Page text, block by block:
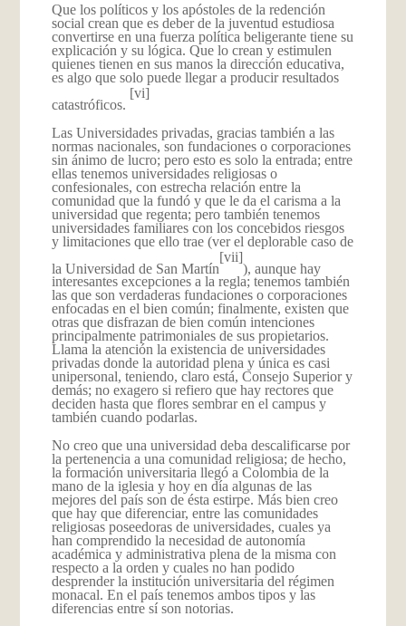
Que los políticos y los apóstoles de la redención
social crean que es deber de la juventud estudiosa
convertirse en una fuerza política beligerante tiene su
explicación y su lógica. Que lo crean y estimulen
quienes tienen en sus manos la dirección educativa,
es algo que solo puede llegar a producir resultados
catastróficos.
[vi]
Las Universidades privadas, gracias también a las
normas nacionales, son fundaciones o corporaciones
sin ánimo de lucro; pero esto es solo la entrada; entre
ellas tenemos universidades religiosas o
confesionales, con estrecha relación entre la
comunidad que la fundó y que le da el carisma a la
universidad que regenta; pero también tenemos
universidades familiares con los concebidos riesgos
y limitaciones que ello trae (ver el deplorable caso de
la Universidad de San Martín
[vii]
), aunque hay
interesantes excepciones a la regla; tenemos también
las que son verdaderas fundaciones o corporaciones
enfocadas en el bien común; finalmente, existen que
otras que disfrazan de bien común intenciones
principalmente patrimoniales de sus propietarios.
Llama la atención la existencia de universidades
privadas donde la autoridad plena y única es casi
unipersonal, teniendo, claro está, Consejo Superior y
demás; no exagero si refiero que hay rectores que
deciden hasta que flores sembrar en el campus y
también cuando podarlas.
No creo que una universidad deba descalificarse por
la pertenencia a una comunidad religiosa; de hecho,
la formación universitaria llegó a Colombia de la
mano de la iglesia y hoy en día algunas de las
mejores del país son de ésta estirpe. Más bien creo
que hay que diferenciar, entre las comunidades
religiosas poseedoras de universidades, cuales ya
han comprendido la necesidad de autonomía
académica y administrativa plena de la misma con
respecto a la orden y cuales no han podido
desprender la institución universitaria del régimen
monacal. En el país tenemos ambos tipos y las
diferencias entre sí son notorias.